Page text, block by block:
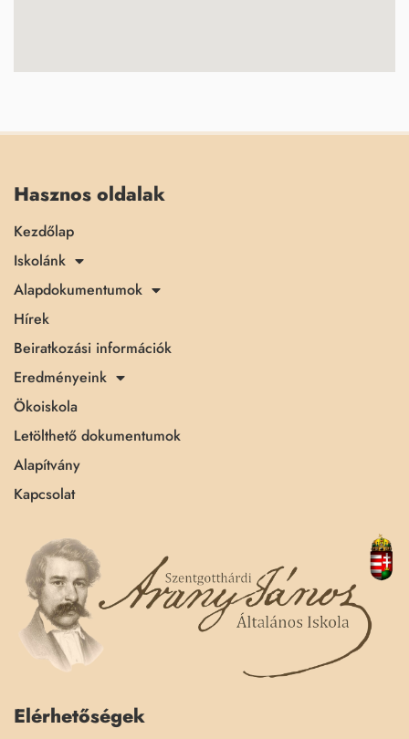
Hasznos oldalak
Kezdőlap
Iskolánk
Alapdokumentumok
Hírek
Beiratkozási információk
Eredményeink
Ökoiskola
Letölthető dokumentumok
Alapítvány
Kapcsolat
Elérhetőségek